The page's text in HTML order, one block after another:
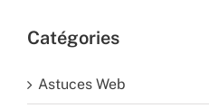
Catégories
Astuces Web